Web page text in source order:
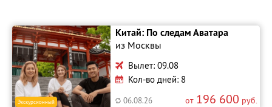
Экскурсионный
Китай: По следам Аватара
из Москвы
Вылет: 09.08
Кол-во дней: 8
06.08.26 от 196 600 руб.